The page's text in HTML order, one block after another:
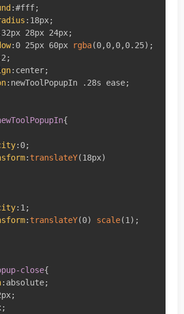
:#fff;
: 18px;
32px 28px 24px;
: 0 25px 60px rgba(0,0,0,0.25) ;
2 ;
: center;
: newToolPopupIn .28s ease;
{
: 0;
: translateY(18px)
: 1 ;
: translateY(0) scale(1 ) ;
close{
: absolute;
;
;